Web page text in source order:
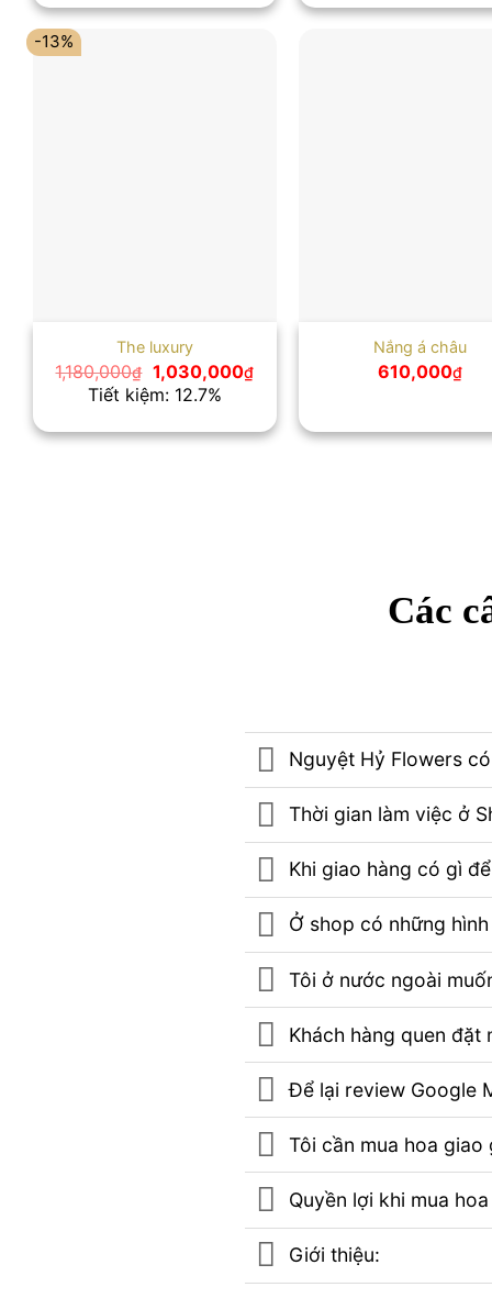
-13%
The luxury
1,180,000₫ Giá
gốc
là:
1,030,000₫Giá
1,030,000₫.
Tiết kiệm: 12.7%
Nắng á châu
610,000₫
Các
Nguyệt Hỷ Flowers
Thời gian làm việc ở
Khi giao hàng có gì
Ở shop có những
Tôi ở nước ngoài
Khách hàng quen đặt
Để lại review Google
Tôi cần mua hoa giao
Quyền lợi khi mua
Giới thiệu: